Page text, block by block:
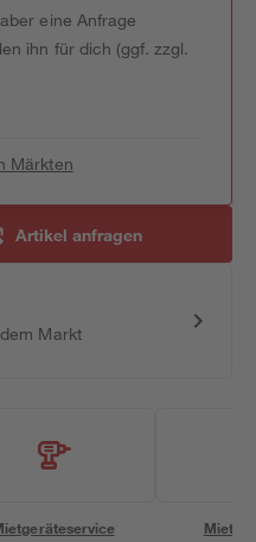
eine Anfrage
ihn für dich (ggf. zzgl.
Märkten
Artikel anfragen
Markt